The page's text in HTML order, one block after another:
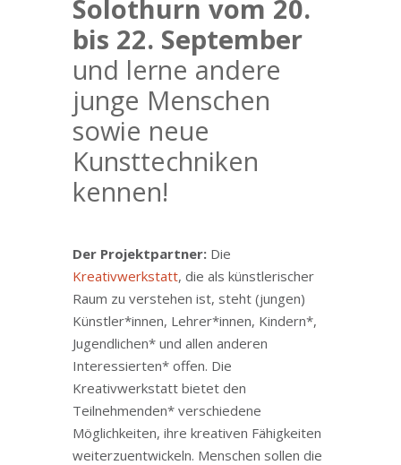
Solothurn vom 20.
bis 22. September
und lerne andere
junge Menschen
sowie neue
Kunsttechniken
kennen!
Der Projektpartner:Die
Kreativwerkstatt, die als künstlerischer
Raum zu verstehen ist, steht (jungen)
Künstler*innen, Lehrer*innen, Kindern*,
Jugendlichen* und allen anderen
Interessierten* offen. Die
Kreativwerkstatt bietet den
Teilnehmenden* verschiedene
Möglichkeiten, ihre kreativen Fähigkeiten
weiterzuentwickeln. Menschen sollen die